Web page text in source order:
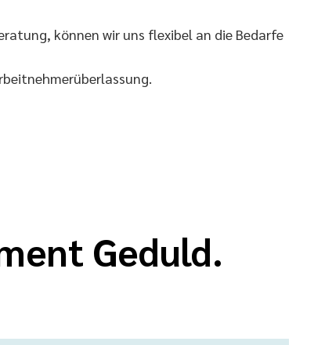
können wir uns flexibel an die Bedarfe
Geduld.